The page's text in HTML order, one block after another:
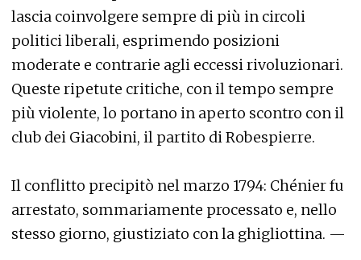
lascia coinvolgere sempre di più in circoli
politici liberali, esprimendo posizioni
moderate e contrarie agli eccessi rivoluzionari.
Queste ripetute critiche, con il tempo sempre
più violente, lo portano in aperto scontro con il
club dei Giacobini, il partito di Robespierre.
Il conflitto precipitò nel marzo 1794: Chénier fu
arrestato, sommariamente processato e, nello
stesso giorno, giustiziato con la ghigliottina. —